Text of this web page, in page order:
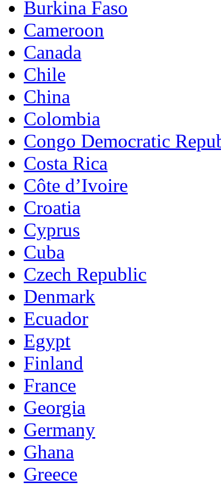
Burkina Faso
Cameroon
Canada
Chile
China
Colombia
Congo Democratic
Costa Rica
Côte d’Ivoire
Croatia
Cyprus
Cuba
Czech Republic
Denmark
Ecuador
Egypt
Finland
France
Georgia
Germany
Ghana
Greece